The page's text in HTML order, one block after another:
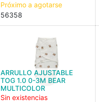
Próximo a agotarse
56358
ARRULLO AJUSTABLE
TOG 1.0 0-3M BEAR
MULTICOLOR
Sin existencias